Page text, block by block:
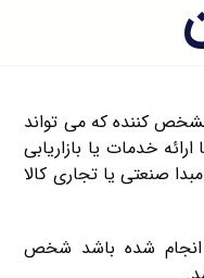
کننده که می تواند
خدمات یا بازاریابی
صنعتی یا تجاری کالا
۲ ثبت برند انجام شده باشد شخص